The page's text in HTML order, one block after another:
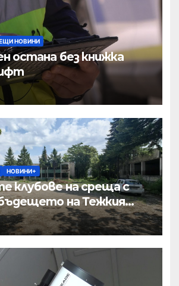
НОВИНИ
остана без книжка
НОВИНИ+
клубове на среща с
на Тежкия